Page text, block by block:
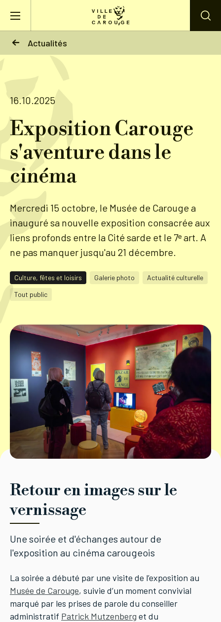
Actualités
Mairie
Vie pratique
Actualités
Agenda
Lieux
Tourisme
CAROUGE SE CONSTRUIT
16.10.2025
Exposition Carouge
s'aventure dans le
cinéma
Mercredi 15 octobre, le Musée de Carouge a
inauguré sa nouvelle exposition consacrée aux
liens profonds entre la Cité sarde et le 7ᵉ art. A
ne pas manquer jusqu'au 21 décembre.
Culture, fêtes et loisirs Galerie photo
Actualité culturelle
Tout public
Retour en images sur le
vernissage
Une soirée et d'échanges autour de
l'exposition au cinéma carougeois
La soirée a débuté par une visite de l’exposition au
Musée de Carouge, suivie d’un moment convivial
marqué par les prises de parole du conseiller
administratif Patrick Mutzenberg et du